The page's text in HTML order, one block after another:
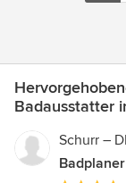
Badausstatter
Schurr –